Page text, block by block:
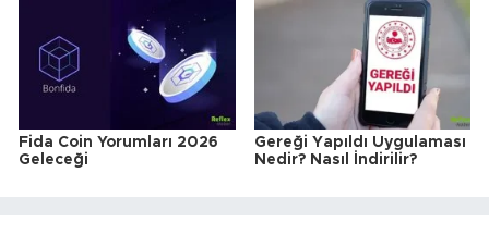
Fida Coin Yorumları 2026
Geleceği
Gereği Yapıldı Uygulaması
Nedir? Nasıl İndirilir?